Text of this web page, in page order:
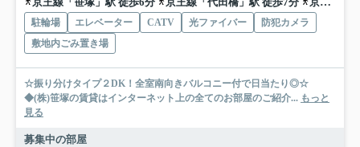
駐輪場 エレベーター CATV 光ファイバー
防犯カメラ
敷地内ごみ置き場
☆振り分けタイプ２DK！全室南向きバルコニー付で日当たり◎☆
◆(株)笹塚の賃貸はインターネット上の全てのお部屋のご紹介... もっと
見る
募集中の部屋